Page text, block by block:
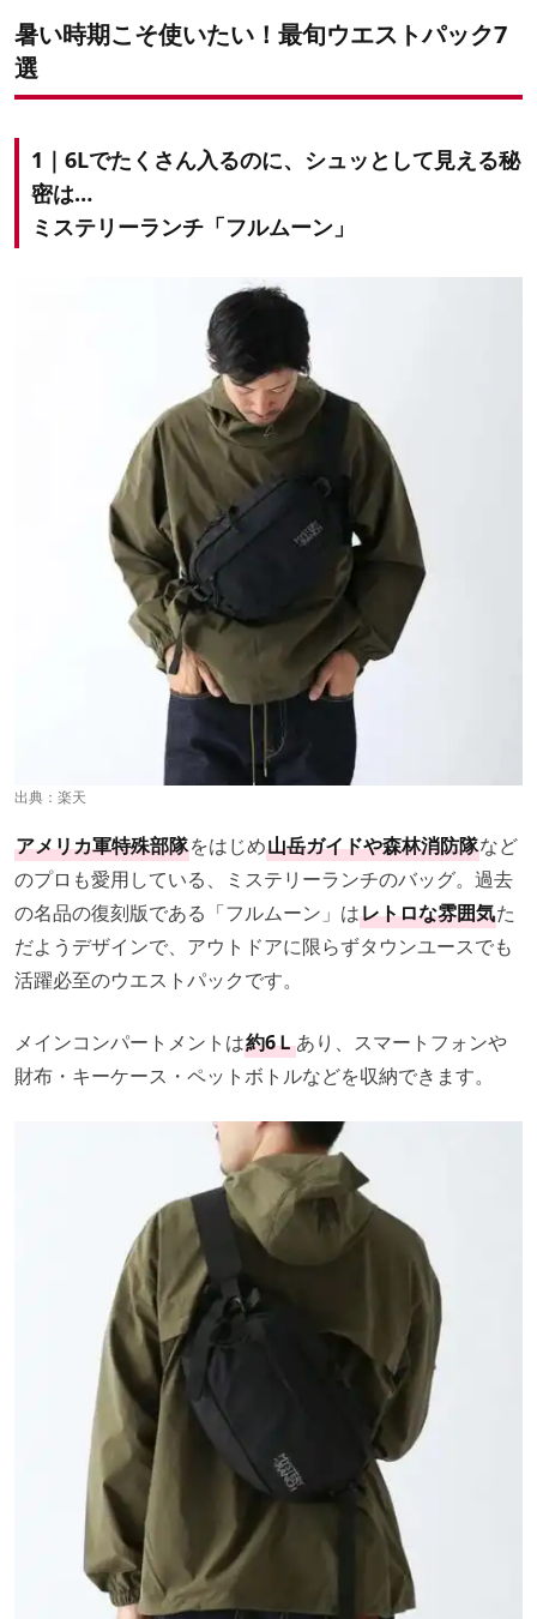
暑い時期こそ使いたい！最旬ウエストパック7
選
1｜6Lでたくさん入るのに、シュッとして見える秘
密は…
ミステリーランチ「フルムーン」
出典： 楽天
アメリカ軍特殊部隊をはじめ山岳ガイドや森林消防隊など
のプロも愛用している、ミステリーランチのバッグ。過去
の名品の復刻版である「フルムーン」はレトロな雰囲気た
だようデザインで、アウトドアに限らずタウンユースでも
活躍必至のウエストパックです。
メインコンパートメントは約6Ｌあり、スマートフォンや
財布・キーケース・ペットボトルなどを収納できます。